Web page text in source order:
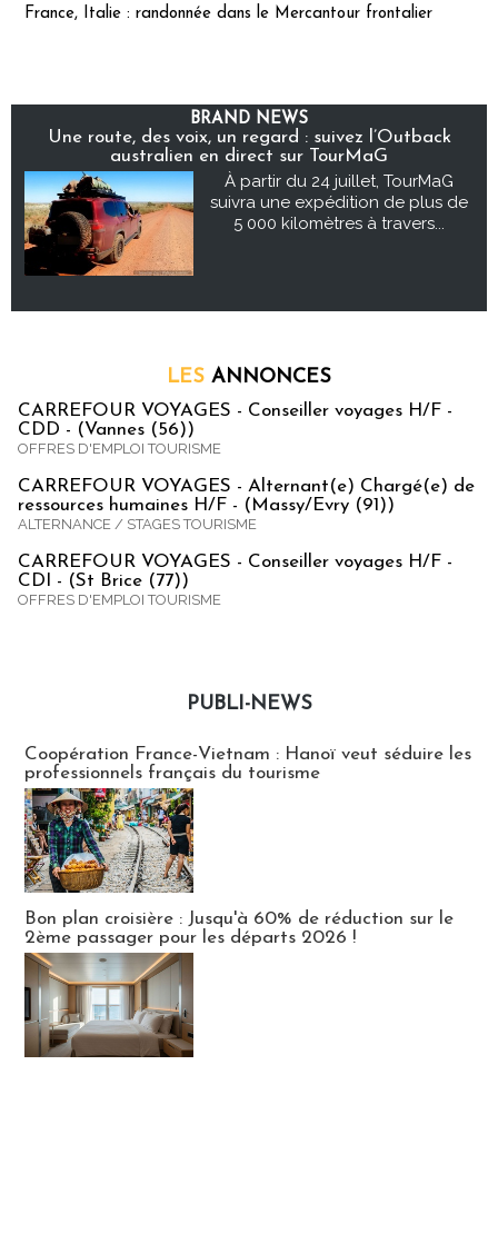
France, Italie : randonnée dans le Mercantour frontalier
BRAND NEWS
Une route, des voix, un regard : suivez l’Outback
australien en direct sur TourMaG
À partir du 24 juillet, TourMaG
suivra une expédition de plus de
5 000 kilomètres à travers...
LES ANNONCES
CARREFOUR VOYAGES - Conseiller voyages H/F -
CDD - (Vannes (56))
OFFRES D'EMPLOI TOURISME
CARREFOUR VOYAGES - Alternant(e) Chargé(e) de
ressources humaines H/F - (Massy/Evry (91))
ALTERNANCE / STAGES TOURISME
CARREFOUR VOYAGES - Conseiller voyages H/F -
CDI - (St Brice (77))
OFFRES D'EMPLOI TOURISME
PUBLI-NEWS
Coopération France-Vietnam : Hanoï veut séduire les
professionnels français du tourisme
Bon plan croisière : Jusqu'à 60% de réduction sur le
2ème passager pour les départs 2026 !